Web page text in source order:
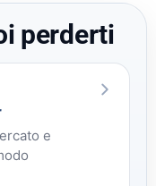
perderti
e